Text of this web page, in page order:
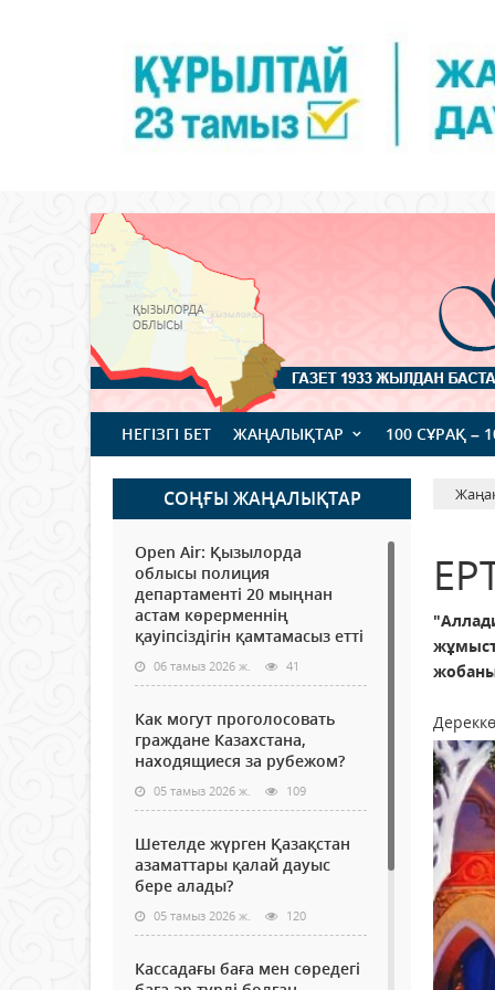
НЕГІЗГІ БЕТ ЖАҢАЛЫҚТАР 100 СҰРАҚ –
СОҢҒЫ ЖАҢАЛЫҚТАР
Open Air: Қызылорда
облысы полиция
департаменті 20 мыңнан
астам көрерменнің
қауіпсіздігін қамтамасыз етті
06 тамыз 2026 ж. 41
Как могут проголосовать
граждане Казахстана,
находящиеся за рубежом?
05 тамыз 2026 ж. 109
Шетелде жүрген Қазақстан
азаматтары қалай дауыс
бере алады?
05 тамыз 2026 ж. 120
Кассадағы баға мен сөредегі